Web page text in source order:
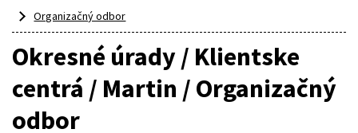
Organizačný odbor
Okresné úrady / Klientske
centrá / Martin / Organizačný
odbor